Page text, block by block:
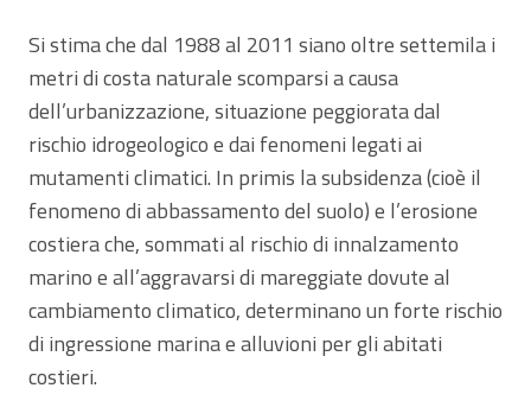
Si stima che dal 1988 al 2011 siano oltre settemila i
metri di costa naturale scomparsi a causa
dell’urbanizzazione, situazione peggiorata dal
rischio idrogeologico e dai fenomeni legati ai
mutamenti climatici. In primis la subsidenza (cioè il
fenomeno di abbassamento del suolo) e l’erosione
costiera che, sommati al rischio di innalzamento
marino e all’aggravarsi di mareggiate dovute al
cambiamento climatico, determinano un forte rischio
di ingressione marina e alluvioni per gli abitati
costieri.